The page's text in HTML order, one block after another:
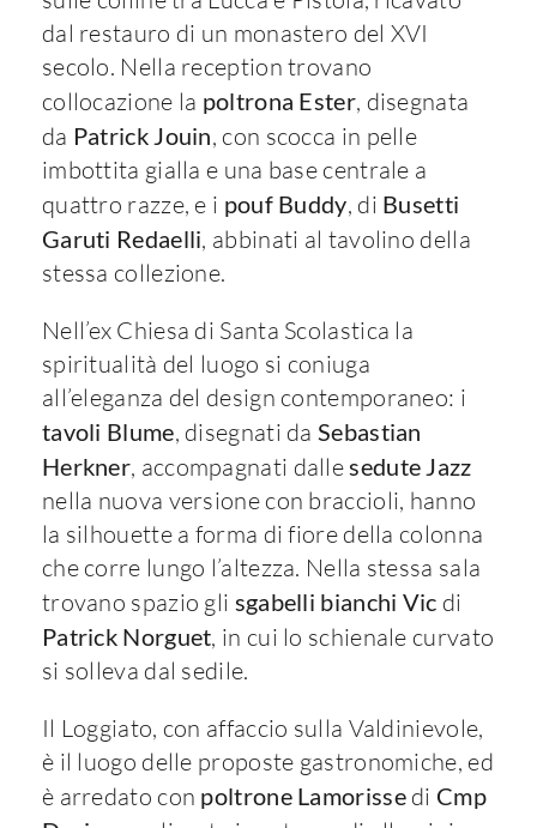
dal restauro di un monastero del XVI
secolo. Nella reception trovano
collocazione la poltrona Ester, disegnata
da Patrick Jouin, con scocca in pelle
imbottita gialla e una base centrale a
quattro razze, e i pouf Buddy, di Busetti
Garuti Redaelli, abbinati al tavolino della
stessa collezione.
Nell’ex Chiesa di Santa Scolastica la
spiritualità del luogo si coniuga
all’eleganza del design contemporaneo: i
tavoli Blume, disegnati da Sebastian
Herkner, accompagnati dallesedute Jazz
nella nuova versione con braccioli, hanno
la silhouette a forma di fiore della colonna
che corre lungo l’altezza. Nella stessa sala
trovano spazio gli sgabelli bianchi Vic di
Patrick Norguet, in cui lo schienale curvato
si solleva dal sedile.
Il Loggiato, con affaccio sulla Valdinievole,
è il luogo delle proposte gastronomiche, ed
è arredato con poltrone Lamorissedi Cmp